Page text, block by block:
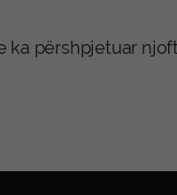
ka përshpjetuar